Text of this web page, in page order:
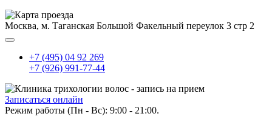
Москва, м. Таганская Большой Факельный переулок 3 стр 2
+7 (495) 04 92 269
+7 (926) 991-77-44
Записаться онлайн
Режим работы (Пн - Вс): 9:00 - 21:00.